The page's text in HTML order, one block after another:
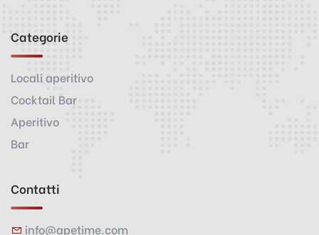
Categorie
Locali aperitivo
Cocktail Bar
Aperitivo
Bar
Contatti
info@apetime.com